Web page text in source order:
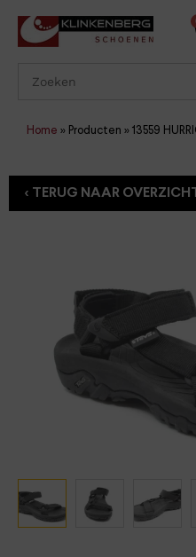
Home » Producten » 13559